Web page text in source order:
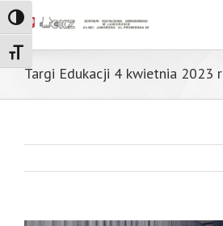
Toggle High Contrast
Toggle Font size
Targi Edukacji 4 kwietnia 2023 r